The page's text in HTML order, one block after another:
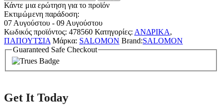
Κάντε μια ερώτηση για το προϊόν
Εκτιμώμενη παράδοση:
07 Αυγούστου - 09 Αυγούστου
Κωδικός προϊόντος: 478560 Κατηγορίες: ΑΝΔΡΙΚΑ,
ΠΑΠΟΥΤΣΙΑ Μάρκα: SALOMON Brand:SALOMON
Guaranteed Safe Checkout
Get It Today